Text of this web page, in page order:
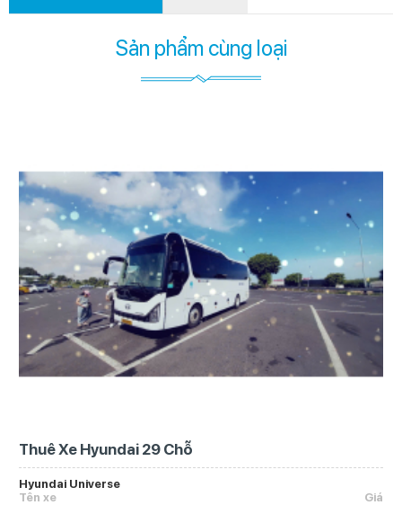
Sản phẩm cùng loại
Thuê Xe Hyundai 29 Chỗ
Hyundai Universe
Tên xe
Giá